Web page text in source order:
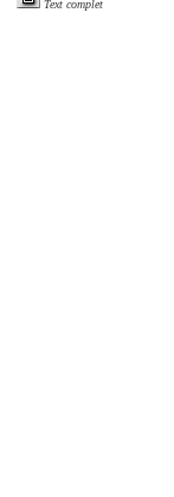
Text complet